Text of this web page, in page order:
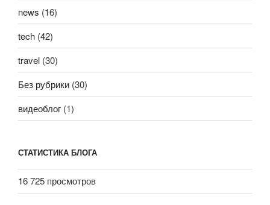
news (16)
tech (42)
travel (30)
Без рубрики (30)
видеоблог (1)
СТАТИСТИКА БЛОГА
16 725 просмотров